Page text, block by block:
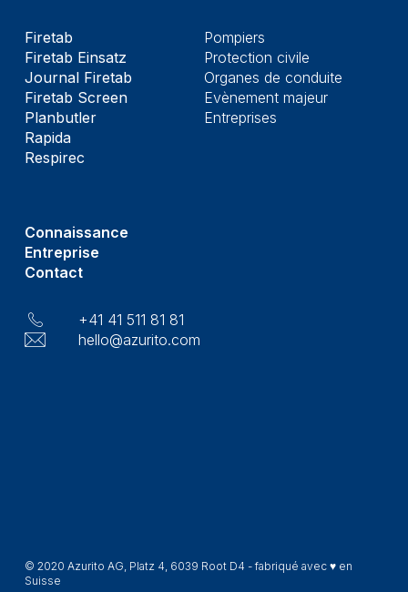
Firetab
Firetab Einsatz
Journal Firetab
Firetab Screen
Planbutler
Rapida
Respirec
Pompiers
Protection civile
Organes de conduite
Evènement majeur
Entreprises
Connaissance
Entreprise
Contact
+41 41 511 81 81
hello@azurito.com
© 2020 Azurito AG, Platz 4, 6039 Root D4 - fabriqué avec ♥ en
Suisse